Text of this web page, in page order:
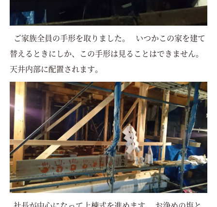
ご家族全員の手形を取りました。 いつかこの家を建て
替えるときにしか、この手形は見ることはできません。
天井内部に配置されます。